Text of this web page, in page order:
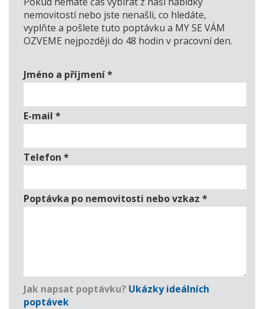
nemovitostí nebo jste nenašli, co hledáte,
vyplňte a pošlete tuto poptávku a MY SE VÁM
OZVEME nejpozději do 48 hodin v pracovní den.
Jméno a příjmení*
E-mail *
Telefon *
Poptávka po nemovitosti nebo vzkaz *
Jak napsat poptávku? Ukázky ideálních
poptávek